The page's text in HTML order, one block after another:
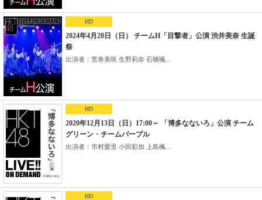
HD
2024年4月28日（日） チームH「目撃者」公演 渋井美奈 生誕
祭
出演者：荒巻美咲 生野莉奈 石橋颯...
HD
2020年12月13日（日）17:00～ 「博多なないろ」公演 チーム
グリーン・チームパープル
出演者：市村愛里 小田彩加 上島楓...
HD